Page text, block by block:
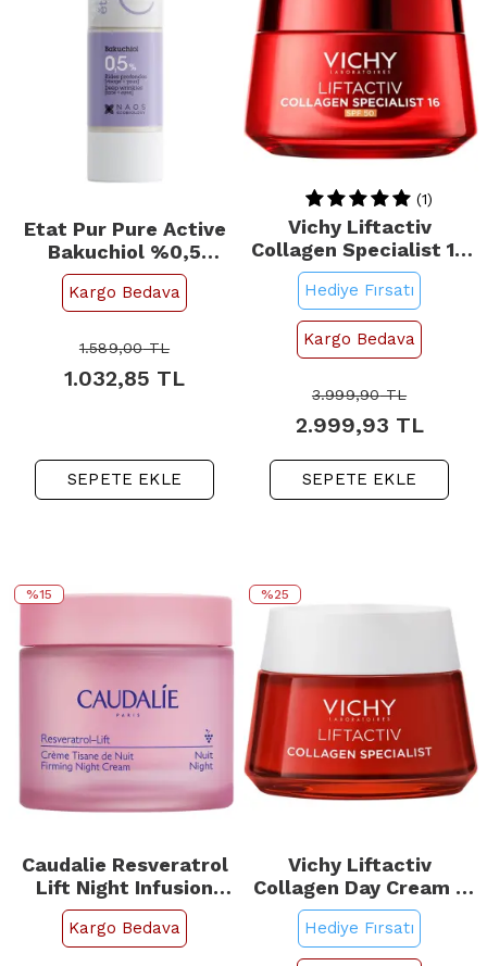
Etat Pur Pure Active
Bakuchiol %0,5
Konsantre Bakım Ürünü
15ml
Kargo Bedava
1.589,00TL
1.032,85 TL
SEPETE EKLE
(1)
Vichy Liftactiv
Collagen Specialist 16
Anti-Aging Day Cream -
Yaşlanma Karşıtı
Gündüz Kremi 50ml
Hediye Fırsatı
Kargo Bedava
3.999,90TL
2.999,93 TL
SEPETE EKLE
%15
Caudalie Resveratrol
Lift Night Infusion
Cream - Gece Kremi
50ml
Kargo Bedava
%25
Vichy Liftactiv
Collagen Day Cream -
Kolajen Gündüz Kremi
50ml
Hediye Fırsatı